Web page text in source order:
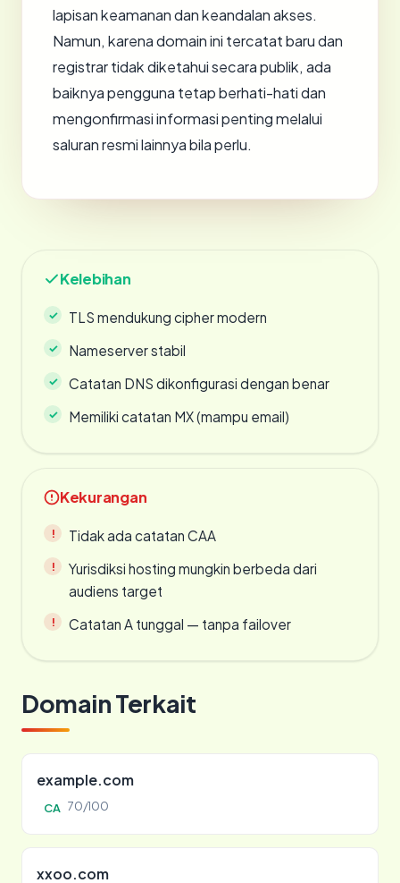
lapisan keamanan dan keandalan akses.
Namun, karena domain ini tercatat baru dan
registrar tidak diketahui secara publik, ada
baiknya pengguna tetap berhati-hati dan
mengonfirmasi informasi penting melalui
saluran resmi lainnya bila perlu.
Kelebihan
TLS mendukung cipher modern
Nameserver stabil
Catatan DNS dikonfigurasi dengan benar
Memiliki catatan MX (mampu email)
Kekurangan
Tidak ada catatan CAA
Yurisdiksi hosting mungkin berbeda dari
audiens target
Catatan A tunggal — tanpa failover
Domain Terkait
example.com
CA 70/100
xxoo.com